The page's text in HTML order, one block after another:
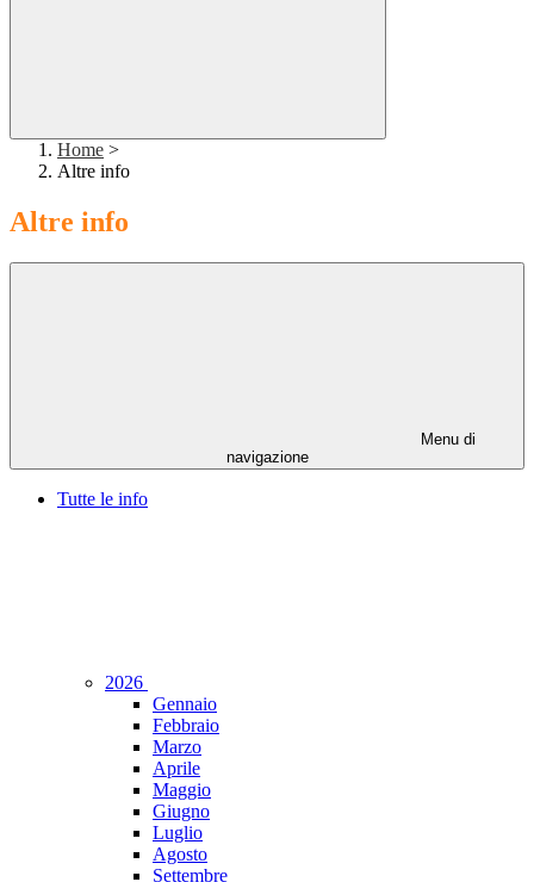
Home >
Altre info
Altre info
Menu di
navigazione
Tutte le info
2026
Gennaio
Febbraio
Marzo
Aprile
Maggio
Giugno
Luglio
Agosto
Settembre